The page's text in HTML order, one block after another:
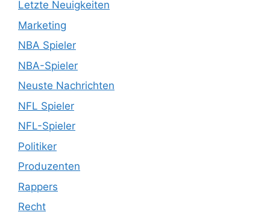
Letzte Neuigkeiten
Marketing
NBA Spieler
NBA-Spieler
Neuste Nachrichten
NFL Spieler
NFL-Spieler
Politiker
Produzenten
Rappers
Recht